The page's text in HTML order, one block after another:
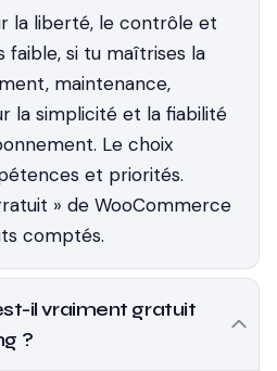
la liberté, le contrôle et
faible, si tu maîtrises la
maintenance,
la simplicité et la fiabilité
Le choix
et priorités.
» de WooCommerce
comptés.
il vraiment gratuit
?